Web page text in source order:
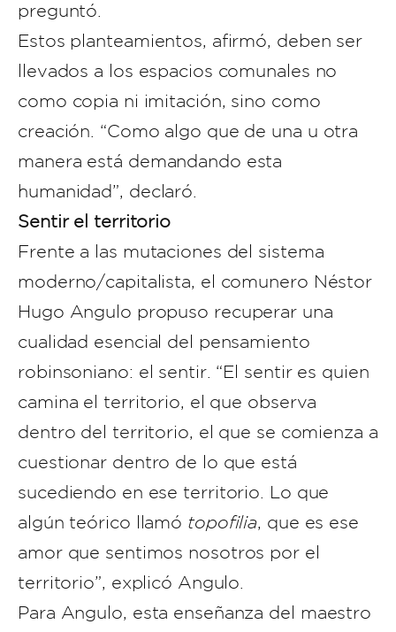
preguntó.
Estos planteamientos, afirmó, deben ser
llevados a los espacios comunales no
como copia ni imitación, sino como
creación. “Como algo que de una u otra
manera está demandando esta
humanidad”, declaró.
Sentir el territorio
Frente a las mutaciones del sistema
moderno/capitalista, el comunero Néstor
Hugo Angulo propuso recuperar una
cualidad esencial del pensamiento
robinsoniano: el sentir. “El sentir es quien
camina el territorio, el que observa
dentro del territorio, el que se comienza a
cuestionar dentro de lo que está
sucediendo en ese territorio. Lo que
algún teórico llamó topofilia, que es ese
amor que sentimos nosotros por el
territorio”, explicó Angulo.
Para Angulo, esta enseñanza del maestro